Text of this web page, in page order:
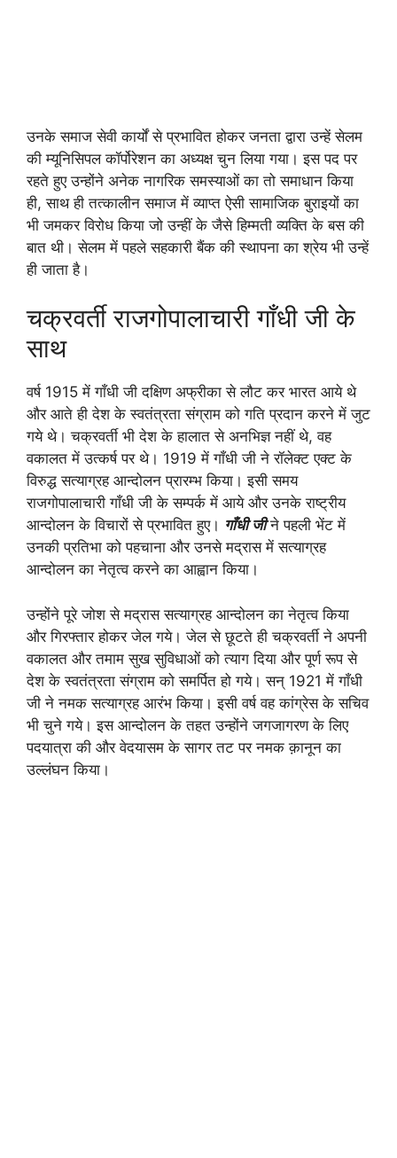
उनके समाज सेवी कार्यों से प्रभावित होकर जनता द्वारा उन्हें सेलम
की म्यूनिसिपल कॉर्पोरेशन का अध्यक्ष चुन लिया गया। इस पद पर
रहते हुए उन्होंने अनेक नागरिक समस्याओं का तो समाधान किया
ही, साथ ही तत्कालीन समाज में व्याप्त ऐसी सामाजिक बुराइयों का
भी जमकर विरोध किया जो उन्हीं के जैसे हिम्मती व्यक्ति के बस की
बात थी। सेलम में पहले सहकारी बैंक की स्थापना का श्रेय भी उन्हें
ही जाता है।
चक्रवर्ती राजगोपालाचारी गाँधी जी के
साथ
वर्ष 1915 में गाँधी जी दक्षिण अफ्रीका से लौट कर भारत आये थे
और आते ही देश के स्वतंत्रता संग्राम को गति प्रदान करने में जुट
गये थे। चक्रवर्ती भी देश के हालात से अनभिज्ञ नहीं थे, वह
वकालत में उत्कर्ष पर थे। 1919 में गाँधी जी ने रॉलेक्ट एक्ट के
विरुद्ध सत्याग्रह आन्दोलन प्रारम्भ किया। इसी समय
राजगोपालाचारी गाँधी जी के सम्पर्क में आये और उनके राष्ट्रीय
आन्दोलन के विचारों से प्रभावित हुए। गाँधी जीने पहली भेंट में
उनकी प्रतिभा को पहचाना और उनसे मद्रास में सत्याग्रह
आन्दोलन का नेतृत्व करने का आह्वान किया।
उन्होंने पूरे जोश से मद्रास सत्याग्रह आन्दोलन का नेतृत्व किया
और गिरफ्तार होकर जेल गये। जेल से छूटते ही चक्रवर्ती ने अपनी
वकालत और तमाम सुख सुविधाओं को त्याग दिया और पूर्ण रूप से
देश के स्वतंत्रता संग्राम को समर्पित हो गये। सन् 1921 में गाँधी
जी ने नमक सत्याग्रह आरंभ किया। इसी वर्ष वह कांग्रेस के सचिव
भी चुने गये। इस आन्दोलन के तहत उन्होंने जगजागरण के लिए
पदयात्रा की और वेदयासम के सागर तट पर नमक क़ानून का
उल्लंघन किया।